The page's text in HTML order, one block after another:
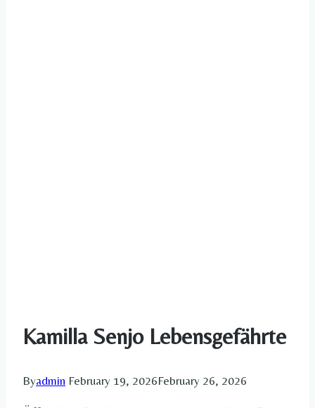
Kamilla Senjo Lebensgefährte
Byadmin February 19, 2026February 26, 2026